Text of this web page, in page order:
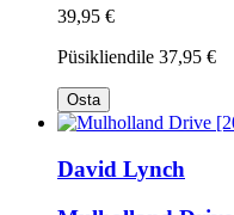
39,95 €
Püsikliendile 37,95 €
Osta
David Lynch